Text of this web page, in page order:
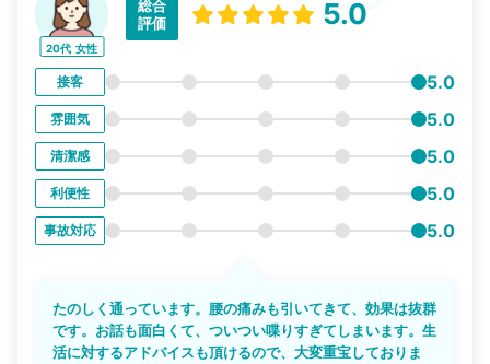
20代 女性
総合
評価
5.0
接客 5.0
雰囲気 5.0
清潔感 5.0
利便性 5.0
事故対応 5.0
たのしく通っています。腰の痛みも引いてきて、効果は抜群
です。お話も面白くて、ついつい喋りすぎてしまいます。生
活に対するアドバイスも頂けるので、大変重宝しておりま